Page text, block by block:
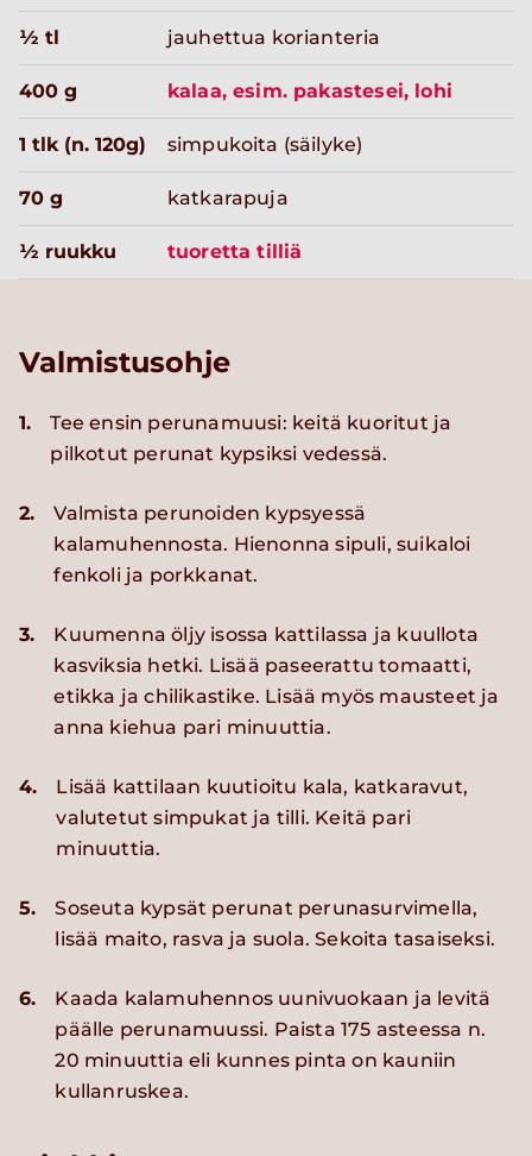
½ tl jauhettua korianteria
400 g kalaa, esim. pakastesei, lohi
1 tlk (n. 120g) simpukoita (säilyke)
70 g katkarapuja
½ ruukku tuoretta tilliä
Valmistusohje
1.
Tee ensin perunamuusi: keitä kuoritut ja
pilkotut perunat kypsiksi vedessä.
2.
Valmista perunoiden kypsyessä
kalamuhennosta. Hienonna sipuli, suikaloi
fenkoli ja porkkanat.
3.
Kuumenna öljy isossa kattilassa ja kuullota
kasviksia hetki. Lisää paseerattu tomaatti,
etikka ja chilikastike. Lisää myös mausteet ja
anna kiehua pari minuuttia.
4.
Lisää kattilaan kuutioitu kala, katkaravut,
valutetut simpukat ja tilli. Keitä pari
minuuttia.
5.
Soseuta kypsät perunat perunasurvimella,
lisää maito, rasva ja suola. Sekoita tasaiseksi.
6.
Kaada kalamuhennos uunivuokaan ja levitä
päälle perunamuussi. Paista 175 asteessa n.
20 minuuttia eli kunnes pinta on kauniin
kullanruskea.